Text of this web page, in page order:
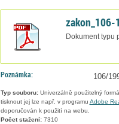
Dokument typu
Poznámka: 106/
Typ souboru:Univerzálně použitelný
tisknout jej lze např. v programu Adobe
doporučován k použití na webu.
Počet stažení:7310